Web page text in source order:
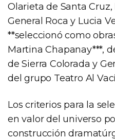
Olarieta de Santa
General Roca y Lucia
**seleccionó como
Martina Chapanay***,
de Sierra Colorada y
del grupo Teatro Al
Los criterios para la
en valor del universo
construcción